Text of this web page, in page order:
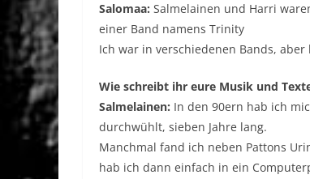
Salomaa: Salmelainen und Harri
einer Band namens Trinity
Ich war in verschiedenen Bands,
Wie schreibt ihr eure Musik und
Salmelainen: In den 90ern hab ich
durchwühlt, sieben Jahre lang.
Manchmal fand ich neben Pattons
hab ich dann einfach in ein